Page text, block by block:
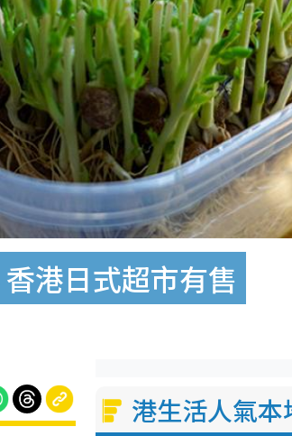
港日式超市有售
港生活人氣本